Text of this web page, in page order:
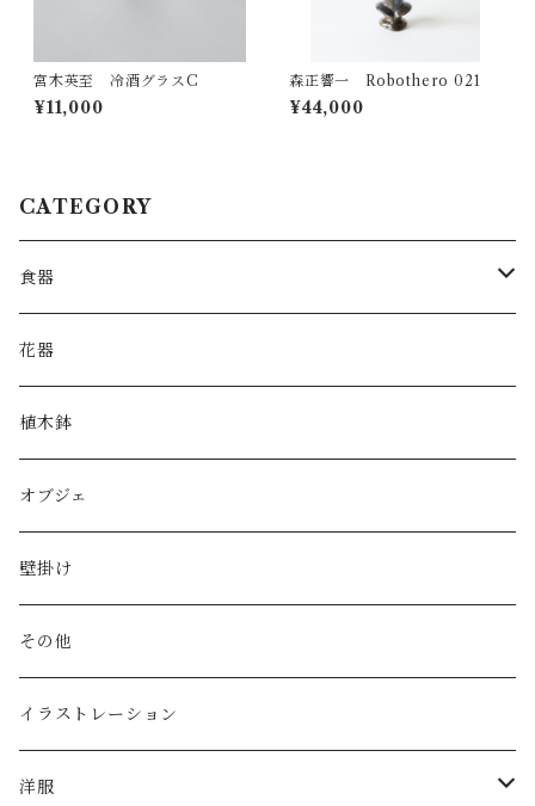
宮木英至 冷酒グラスC
¥11,000
森正響一 Robothero 021
¥44,000
CATEGORY
食器
皿
鉢
片口
湯呑み・カップ
酒器
その他
ゴブレット
花器
植木鉢
オブジェ
壁掛け
その他
イラストレーション
洋服